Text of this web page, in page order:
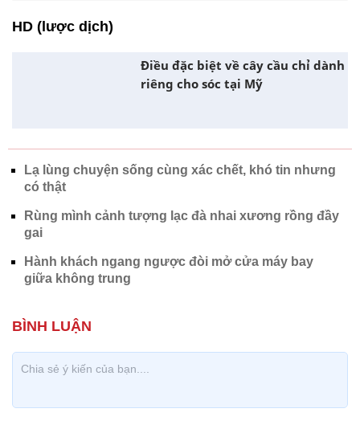
HD (lược dịch)
Điều đặc biệt về cây cầu chỉ dành
riêng cho sóc tại Mỹ
Lạ lùng chuyện sống cùng xác chết, khó tin nhưng
có thật
Rùng mình cảnh tượng lạc đà nhai xương rồng đầy
gai
Hành khách ngang ngược đòi mở cửa máy bay
giữa không trung